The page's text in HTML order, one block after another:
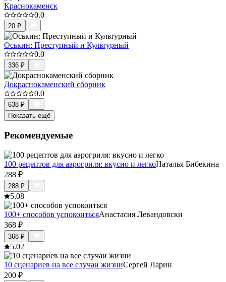
Краснокаменск
0.0
20 ₽
Оськин: Преступный и Культурный
0.0
336 ₽
Докраснокаменский сборник
0.0
638 ₽
Показать ещё
Рекомендуемые
100 рецептов для аэрогриля: вкусно и легкоНаталья Бибекина
288 ₽
288 ₽
5.08
100+ способов успокоитьсяАнастасия Левандовски
368 ₽
368 ₽
5.02
10 сценариев на все случаи жизниСергей Ларин
200 ₽